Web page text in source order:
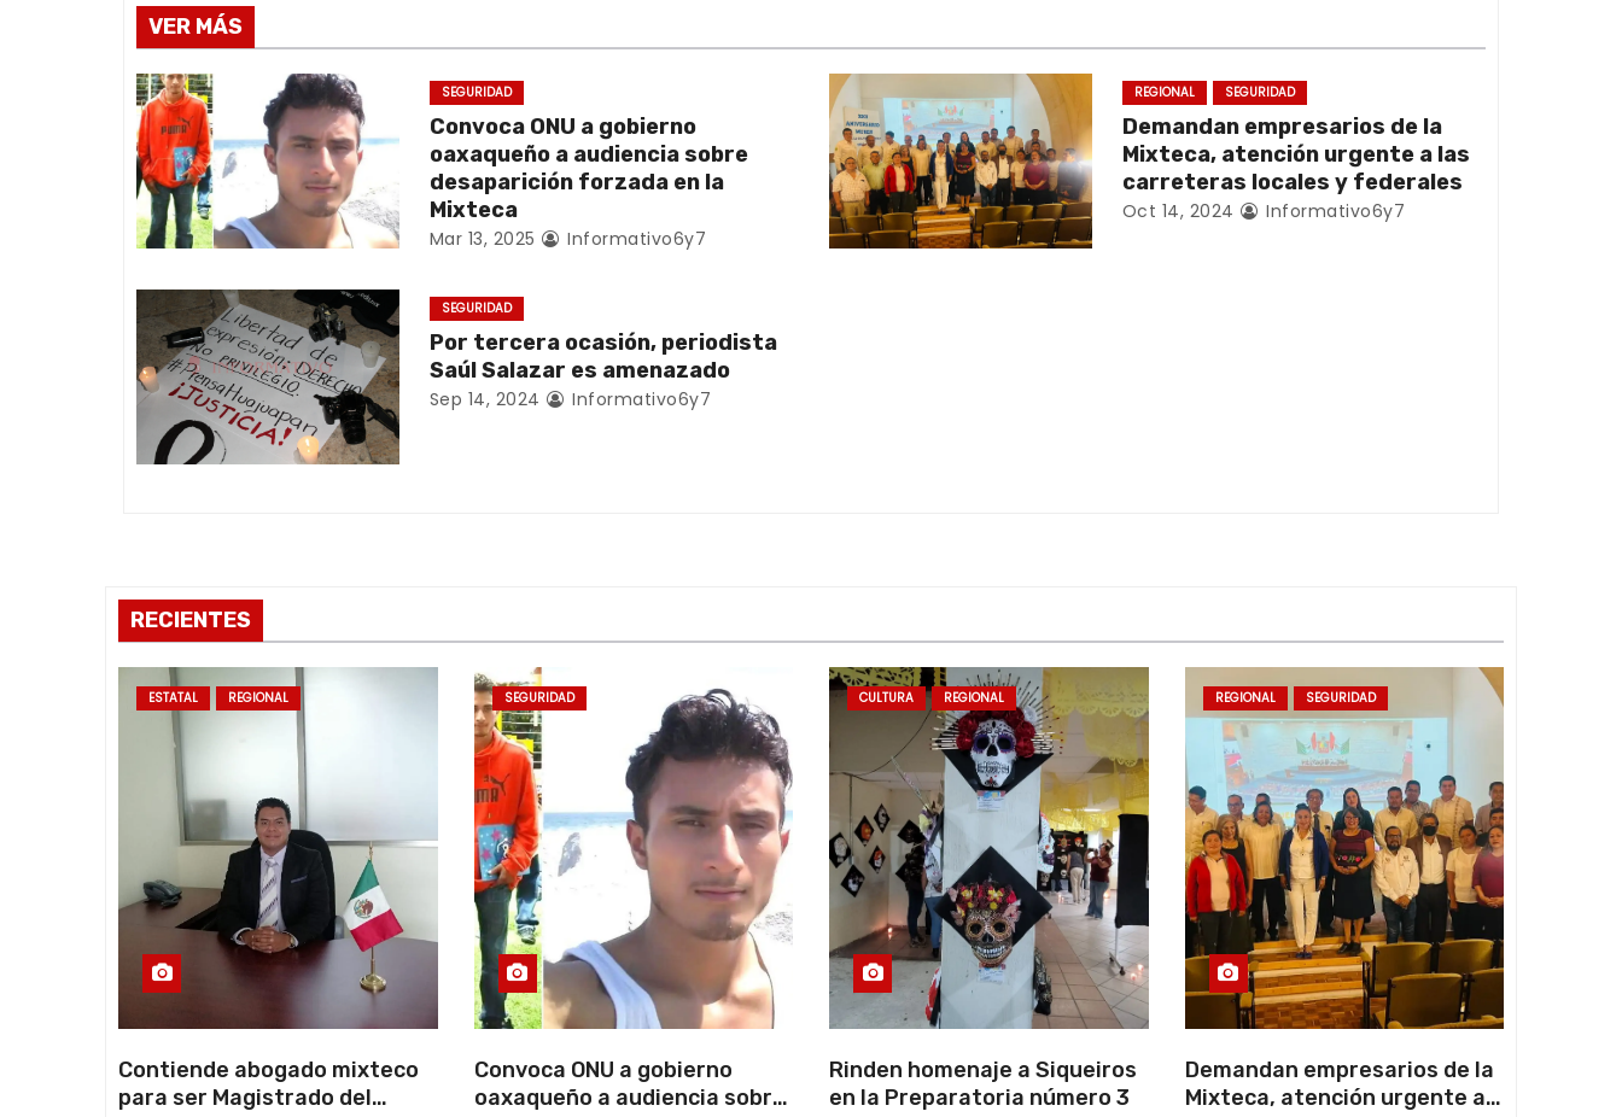
v
e
g
a
c
i
ó
n
d
n
t
r
s
VER MÁS
SEGURIDAD
Convoca ONU a gobierno
oaxaqueño a audiencia sobre
desaparición forzada en la
Mixteca
Mar 13, 2025 Informativo6y7
REGIONAL SEGURIDAD
Demandan empresarios de la
Mixteca, atención urgente a las
carreteras locales y federales
Oct 14, 2024 Informativo6y7
SEGURIDAD
Por tercera ocasión, periodista
Saúl Salazar es amenazado
Sep 14, 2024 Informativo6y7
RECIENTES
ESTATAL REGIONAL
Contiende abogado mixteco
para ser Magistrado del
SEGURIDAD
Convoca ONU a gobierno
oaxaqueño a audiencia sobre
CULTURA REGIONAL
Rinden homenaje a Siqueiros
en la Preparatoria número 3
REGIONAL SEGURIDAD
Demandan empresarios de la
Mixteca, atención urgente a